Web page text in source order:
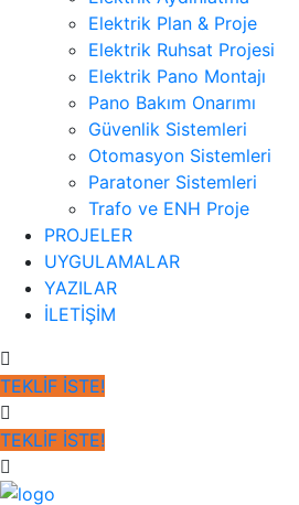
Elektrik Plan & Proje
Elektrik Ruhsat Projesi
Elektrik Pano Montajı
Pano Bakım Onarımı
Güvenlik Sistemleri
Otomasyon Sistemleri
Paratoner Sistemleri
Trafo ve ENH Proje
PROJELER
UYGULAMALAR
YAZILAR
İLETİŞİM
TEKLİF İSTE!
TEKLİF İSTE!